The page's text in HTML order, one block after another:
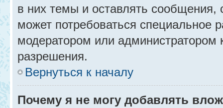
в них темы и оставлять сообщения,
может потребоваться специальное
модератором или администратором
разрешения.
Вернуться к началу
Почему я не могу добавлять